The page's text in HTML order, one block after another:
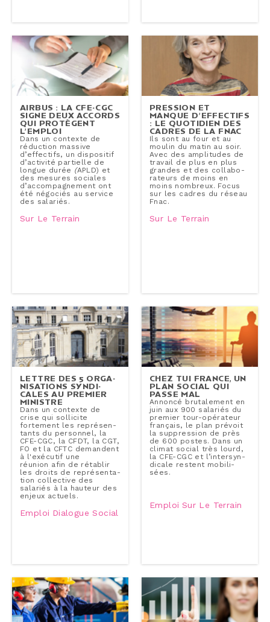
AIRBUS : LA CFE-CGC
SIGNE DEUX ACCORDS
QUI PROTÈGENT
L’EMPLOI
Dans un contexte de
réduction massive
d’effectifs, un dis­po­si­tif
d’activité partielle de
longue durée (APLD) et
des mesures sociales
d’ac­com­pa­gne­ment ont
été négociés au service
des salariés.
Sur Le Terrain
PRESSION ET
MANQUE D’EFFECTIFS
: LE QUOTIDIEN DES
CADRES DE LA FNAC
Ils sont au four et au
moulin du matin au soir.
Avec des am­pli­tudes de
travail de plus en plus
grandes et des col­la­bo­
ra­teurs de moins en
moins nombreux. Focus
sur les cadres du réseau
Fnac.
Sur Le Terrain
LETTRE DES 5 OR­GA­
NI­SA­TIONS SYN­DI­
CALES AU PREMIER
MINISTRE
Dans un contexte de
crise qui sollicite
fortement les re­pré­sen­
tants du personnel, la
CFE-CGC, la CFDT, la CGT,
FO et la CFTC demandent
à l'exé­cu­tif une
réunion afin de rétablir
les droits de re­pré­sen­ta­
tion col­lec­tive des
salariés à la hauteur des
enjeux actuels.
Emploi Dialogue Social
CHEZ TUI FRANCE, UN
PLAN SOCIAL QUI
PASSE MAL
Annoncé bru­ta­le­ment en
juin aux 900 salariés du
premier tour-​opérateur
français, le plan prévoit
la sup­pres­sion de près
de 600 postes. Dans un
climat social très lourd,
la CFE-CGC et l’in­ter­syn­
di­cale restent mo­bi­li­
sées.
Emploi Sur Le Terrain